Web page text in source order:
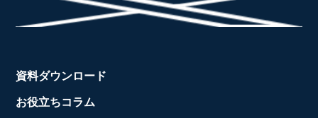
資料ダウンロード
お役立ちコラム